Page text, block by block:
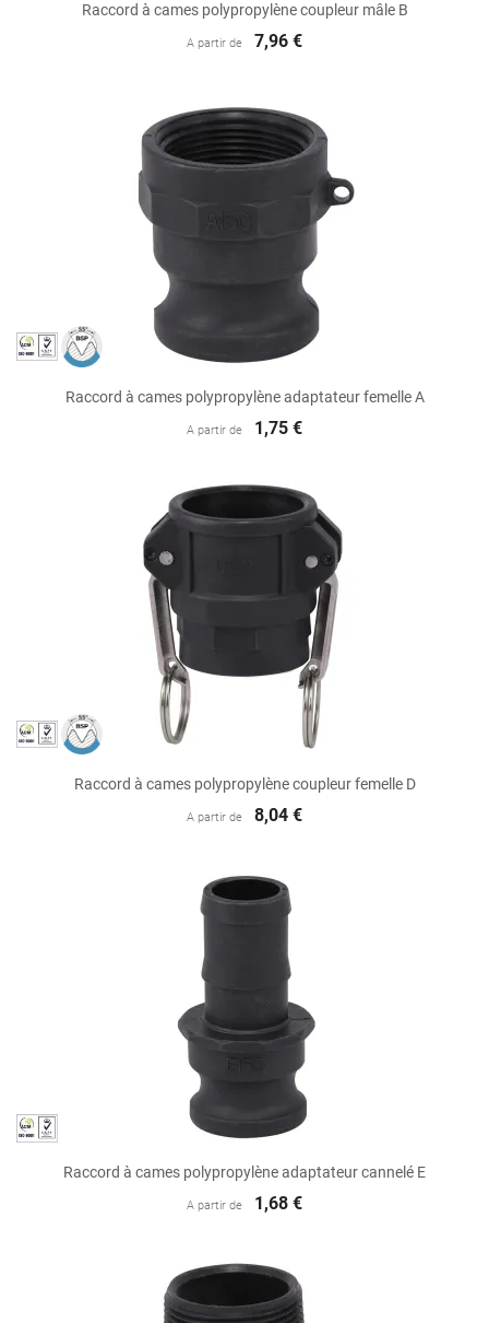
Raccord à cames polypropylène coupleur mâle B
A partir de 7,96 €
Raccord à cames polypropylène adaptateur femelle A
A partir de 1,75 €
Raccord à cames polypropylène coupleur femelle D
A partir de 8,04 €
Raccord à cames polypropylène adaptateur cannelé E
A partir de 1,68 €